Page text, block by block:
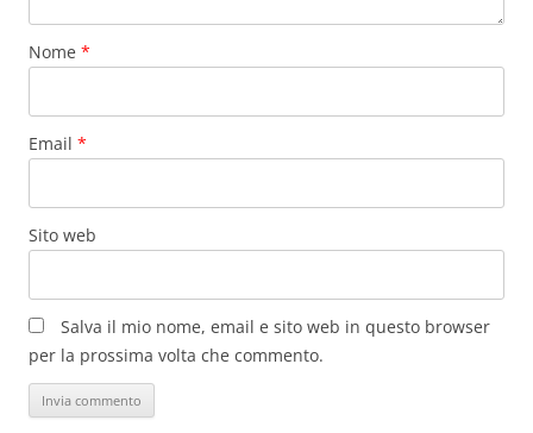
Nome *
Email *
Sito web
Salva il mio nome, email e sito web in questo browser
per la prossima volta che commento.